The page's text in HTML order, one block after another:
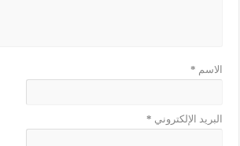
الاسم *
البريد الإلكتروني *